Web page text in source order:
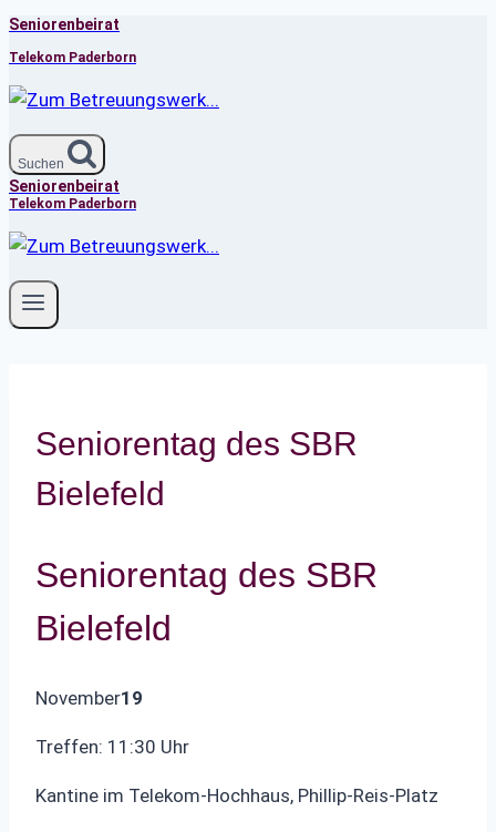
Zum
Inhalt
springen
Seniorenbeirat
Telekom Paderborn
Suchen
Seniorenbeirat
Telekom Paderborn
Seniorentag des SBR
Bielefeld
Seniorentag des SBR
Bielefeld
November19
Treffen: 11:30 Uhr
Kantine im Telekom-Hochhaus, Phillip-Reis-Platz